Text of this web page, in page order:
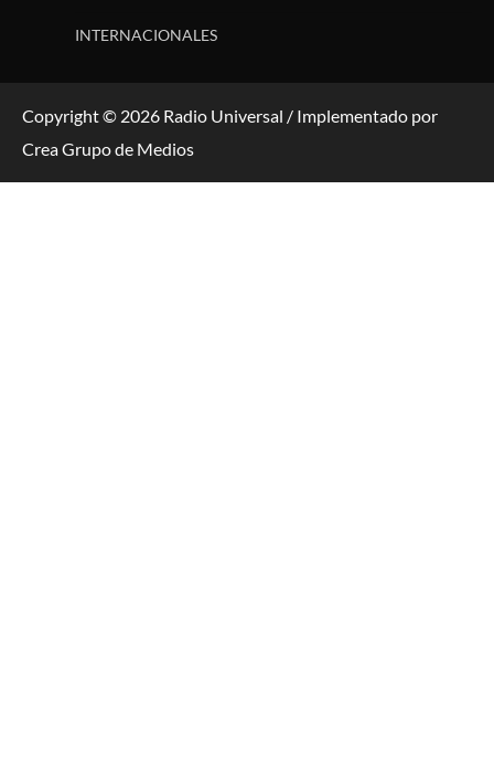
INTERNACIONALES
Copyright © 2026 Radio Universal / Implementado por
Crea Grupo de Medios